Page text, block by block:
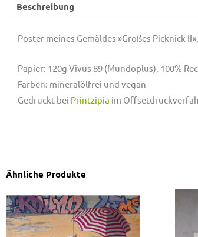
Beschreibung
Poster meines Gemäldes »Großes Picknick
Papier: 120g Vivus 89 (Mundoplus), 100%
Farben: mineralölfrei und vegan
Gedruckt bei Printzipia im
Ähnliche Produkte
Poster
»Sand«
Menge